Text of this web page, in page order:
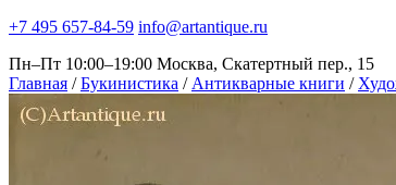
+7 495 657-84-59 info@artantique.ru
Пн–Пт 10:00–19:00 Москва, Скатертный пер., 15
Главная / Букинистика / Антикварные книги /